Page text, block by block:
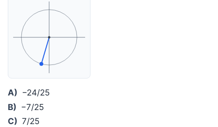
A) −24/25
B) −7/25
C) 7/25